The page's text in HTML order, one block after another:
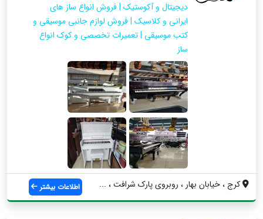
دیجیتال و آکوستیک | فروش انواع ساز های
ایرانی و کلاسیک | فروش لوازم جانبی موسیقی و
کتب موسیقی | تعمیرات تخصصی و کوک انواع
ساز
کرج ، خیابان بهار ، روبروی پارک شرافت ، ... اطلاعات بیشتر